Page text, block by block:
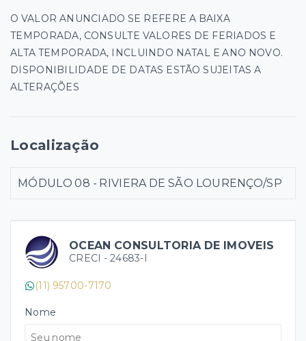
OCEAN CONSULTORIA DE IMOVEIS
CRECI - 24683-I
(11) 95700-7170
Nome
O VALOR ANUNCIADO SE REFERE A BAIXA
TEMPORADA, CONSULTE VALORES DE FERIADOS E
ALTA TEMPORADA, INCLUINDO NATAL E ANO NOVO.
DISPONIBILIDADE DE DATAS ESTÃO SUJEITAS A
ALTERAÇÕES
Localização
MÓDULO 08 - RIVIERA DE SÃO LOURENÇO/SP